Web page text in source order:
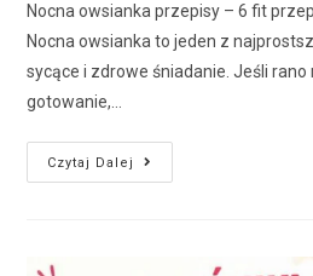
Nocna owsianka przepisy – 6 fit
Nocna owsianka to jeden z
sycące i zdrowe śniadanie. Jeśli
gotowanie,…
Czytaj Dalej